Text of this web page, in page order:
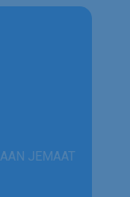
JEMAAT